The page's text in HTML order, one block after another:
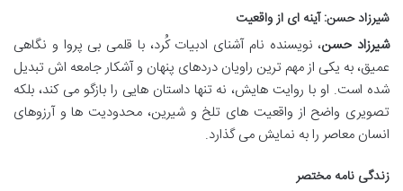
شیرزاد حسن: آینه ای از واقعیت
شیرزاد حسن، نویسنده نام آشنای ادبیات کُرد، با قلمی بی پروا و نگاهی
عمیق، به یکی از مهم ترین راویان دردهای پنهان و آشکار جامعه اش تبدیل
شده است. او با روایت هایش، نه تنها داستان هایی را بازگو می کند، بلکه
تصویری واضح از واقعیت های تلخ و شیرین، محدودیت ها و آرزوهای
انسان معاصر را به نمایش می گذارد.
زندگی نامه مختصر